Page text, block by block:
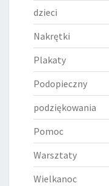
dzieci
Nakrętki
Plakaty
Podopieczny
podziękowania
Pomoc
Warsztaty
Wielkanoc